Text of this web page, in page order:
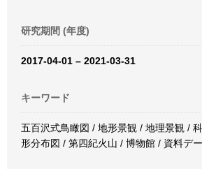
研究期間 (年度)
2017-04-01 – 2021-03-31
キーワード
五百沢式鳥瞰図 / 地形景観 / 地理景観 /
形分布図 / 第四紀火山 / 博物館 / 資料デ